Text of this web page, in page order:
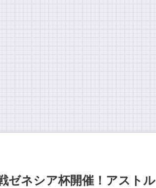
ゼネシア杯開催！アストル